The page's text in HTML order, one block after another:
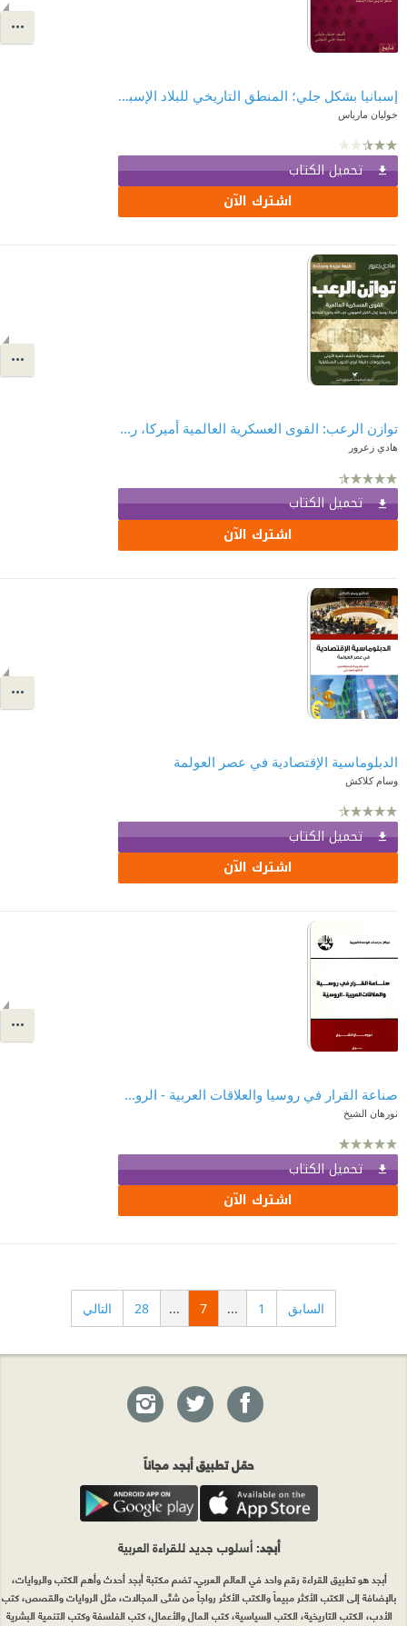
إسبانيا بشكل جلي؛ المنطق التاريخي للبلاد الإسبانية
خوليان مارياس
تحميل الكتاب
اشترك الآن
توازن الرعب: القوى العسكرية العالمية أميركا، روسيا، إيران، الكيان الصهيوني، حزب الله، وكوريا الشمالية
هادي زعرور
تحميل الكتاب
اشترك الآن
الدبلوماسية الإقتصادية في عصر العولمة
وسام كلاكش
تحميل الكتاب
اشترك الآن
صناعة القرار في روسيا والعلاقات العربية - الروسية
نورهان الشيخ
تحميل الكتاب
اشترك الآن
السابق 1
...
7
...
28 التالي
حمّل تطبيق أبجد مجاناً
أبجد: أسلوب جديد للقراءة العربية
أبجد هو تطبيق القراءة رقم واحد في العالم العربي. تضم مكتبة أبجد أحدث وأهم الكتب والروايات،
بالإضافة إلى الكتب الأكثر مبيعاً والكتب الأكثر رواجاً من شتّى المجالات، مثل الروايات والقصص، كتب
الأدب، الكتب التاريخية، الكتب السياسية، كتب المال والأعمال، كتب الفلسفة وكتب التنمية البشرية